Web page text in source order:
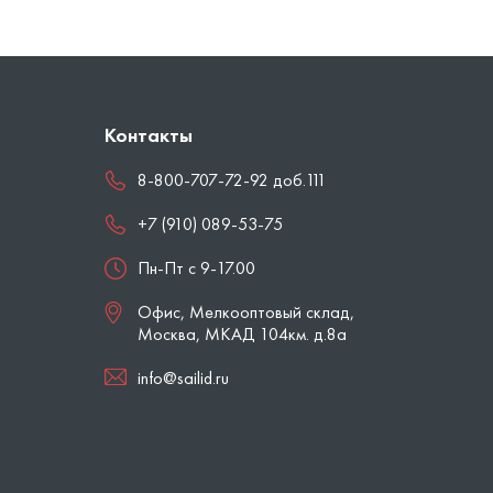
Контакты
8-800-707-72-92 доб.111
+7 (910) 089-53-75
Пн-Пт с 9-17.00
Офис, Мелкооптовый склад,
Москва, МКАД 104км. д.8а
info@sailid.ru